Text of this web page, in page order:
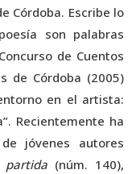
Córdoba. Escribe lo
son palabras
de Cuentos
de Córdoba (2005)
en el artista:
Recientemente ha
jóvenes autores
partida(núm. 140),